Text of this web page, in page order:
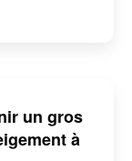
un gros
à